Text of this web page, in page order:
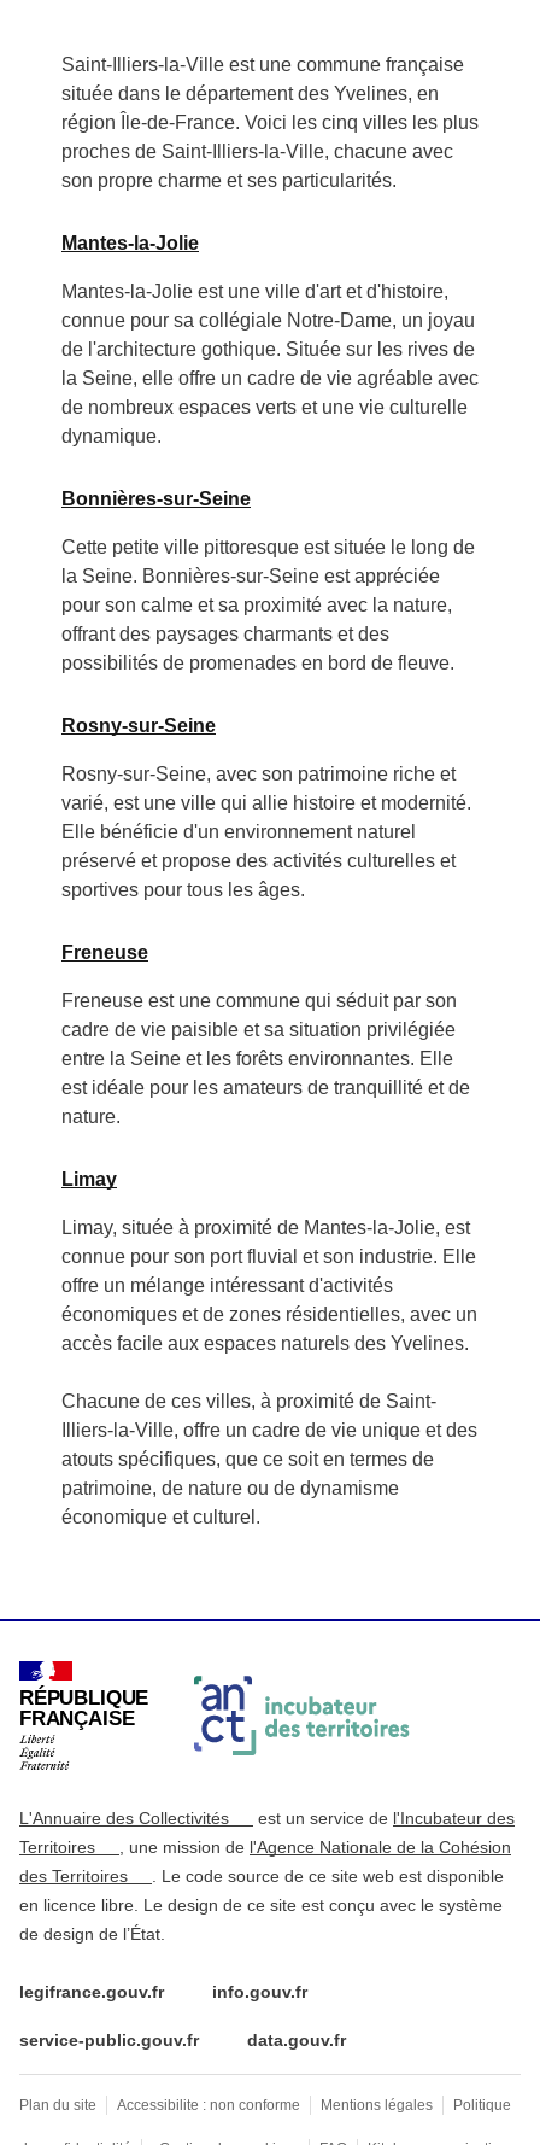
Saint-Illiers-la-Ville est une commune française
située dans le département des Yvelines, en
région Île-de-France. Voici les cinq villes les plus
proches de Saint-Illiers-la-Ville, chacune avec
son propre charme et ses particularités.
Mantes-la-Jolie
Mantes-la-Jolie est une ville d'art et d'histoire,
connue pour sa collégiale Notre-Dame, un joyau
de l'architecture gothique. Située sur les rives de
la Seine, elle offre un cadre de vie agréable avec
de nombreux espaces verts et une vie culturelle
dynamique.
Bonnières-sur-Seine
Cette petite ville pittoresque est située le long de
la Seine. Bonnières-sur-Seine est appréciée
pour son calme et sa proximité avec la nature,
offrant des paysages charmants et des
possibilités de promenades en bord de fleuve.
Rosny-sur-Seine
Rosny-sur-Seine, avec son patrimoine riche et
varié, est une ville qui allie histoire et modernité.
Elle bénéficie d'un environnement naturel
préservé et propose des activités culturelles et
sportives pour tous les âges.
Freneuse
Freneuse est une commune qui séduit par son
cadre de vie paisible et sa situation privilégiée
entre la Seine et les forêts environnantes. Elle
est idéale pour les amateurs de tranquillité et de
nature.
Limay
Limay, située à proximité de Mantes-la-Jolie, est
connue pour son port fluvial et son industrie. Elle
offre un mélange intéressant d'activités
économiques et de zones résidentielles, avec un
accès facile aux espaces naturels des Yvelines.
Chacune de ces villes, à proximité de Saint-
Illiers-la-Ville, offre un cadre de vie unique et des
atouts spécifiques, que ce soit en termes de
patrimoine, de nature ou de dynamisme
économique et culturel.
RÉPUBLIQUE
FRANÇAISE
L'Annuaire des Collectivités est un service de l'Incubateur des
Territoires
, une mission de l'Agence Nationale de la Cohésion
des Territoires
. Le code source de ce site web est disponible
en licence libre. Le design de ce site est conçu avec le système
de design de l’État.
legifrance.gouv.fr info.gouv.fr
service-public.gouv.fr data.gouv.fr
Plan du site Accessibilite : non conforme Mentions légales Politique